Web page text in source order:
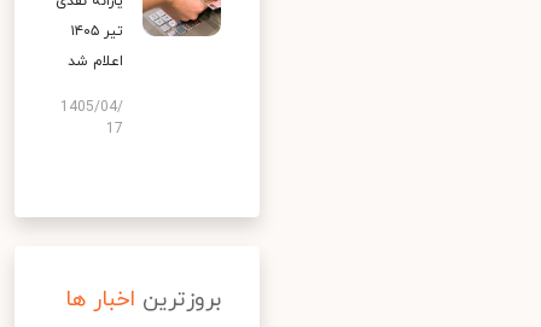
تیر ۱۴۰۵
اعلام شد
1405/04/
17
بروزترین اخبار ها